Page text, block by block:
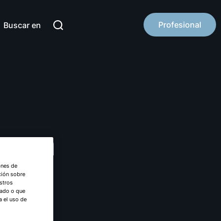
Buscar en Profesional
de
sobre
o que
el uso de